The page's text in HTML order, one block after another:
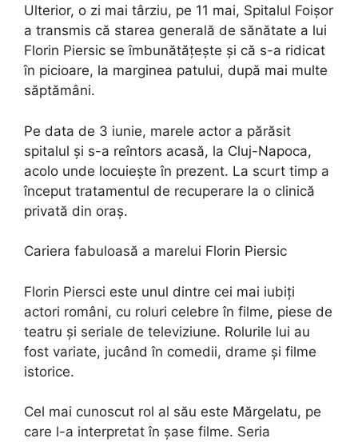
Ulterior, o zi mai târziu, pe 11 mai, Spitalul Foișor
a transmis că starea generală de sănătate a lui
Florin Piersic se îmbunătățește și că s-a ridicat
în picioare, la marginea patului, după mai multe
săptămâni.
Pe data de 3 iunie, marele actor a părăsit
spitalul și s-a reîntors acasă, la Cluj-Napoca,
acolo unde locuiește în prezent. La scurt timp a
început tratamentul de recuperare la o clinică
privată din oraș.
Cariera fabuloasă a marelui Florin Piersic
Florin Piersci este unul dintre cei mai iubiți
actori români, cu roluri celebre în filme, piese de
teatru și seriale de televiziune. Rolurile lui au
fost variate, jucând în comedii, drame și filme
istorice.
Cel mai cunoscut rol al său este Mărgelatu, pe
care l-a interpretat în șase filme. Seria